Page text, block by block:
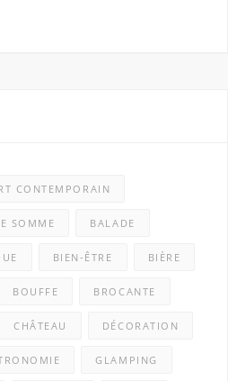
CONTEMPORAIN
SOMME BALADE
BIEN-ÊTRE BIÈRE
BOUFFE BROCANTE
CHÂTEAU DÉCORATION
GLAMPING